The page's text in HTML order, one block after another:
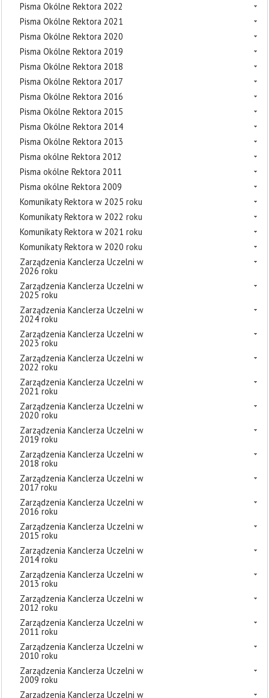
Pisma Okólne Rektora 2022
Pisma Okólne Rektora 2021
Pisma Okólne Rektora 2020
Pisma Okólne Rektora 2019
Pisma Okólne Rektora 2018
Pisma Okólne Rektora 2017
Pisma Okólne Rektora 2016
Pisma Okólne Rektora 2015
Pisma Okólne Rektora 2014
Pisma Okólne Rektora 2013
Pisma okólne Rektora 2012
Pisma okólne Rektora 2011
Pisma okólne Rektora 2009
Komunikaty Rektora w 2025 roku
Komunikaty Rektora w 2022 roku
Komunikaty Rektora w 2021 roku
Komunikaty Rektora w 2020 roku
Zarządzenia Kanclerza Uczelni w
2026 roku
Zarządzenia Kanclerza Uczelni w
2025 roku
Zarządzenia Kanclerza Uczelni w
2024 roku
Zarządzenia Kanclerza Uczelni w
2023 roku
Zarządzenia Kanclerza Uczelni w
2022 roku
Zarządzenia Kanclerza Uczelni w
2021 roku
Zarządzenia Kanclerza Uczelni w
2020 roku
Zarządzenia Kanclerza Uczelni w
2019 roku
Zarządzenia Kanclerza Uczelni w
2018 roku
Zarządzenia Kanclerza Uczelni w
2017 roku
Zarządzenia Kanclerza Uczelni w
2016 roku
Zarządzenia Kanclerza Uczelni w
2015 roku
Zarządzenia Kanclerza Uczelni w
2014 roku
Zarządzenia Kanclerza Uczelni w
2013 roku
Zarządzenia Kanclerza Uczelni w
2012 roku
Zarządzenia Kanclerza Uczelni w
2011 roku
Zarządzenia Kanclerza Uczelni w
2010 roku
Zarządzenia Kanclerza Uczelni w
2009 roku
Zarządzenia Kanclerza Uczelni w